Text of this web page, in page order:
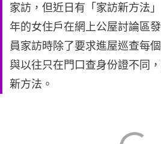
家訪，但近日有「家訪新方法
年的女住戶在網上公屋討論區
員家訪時除了要求進屋巡查每
與以往只在門口查身份證不同
新方法。